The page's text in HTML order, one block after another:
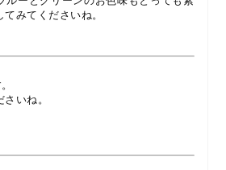
みてくださいね。
いね。